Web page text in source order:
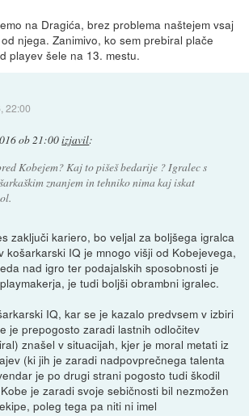
na Dragića, brez problema naštejem vsaj
njega. Zanimivo, ko sem prebiral plače
playev šele na 13. mestu.
22:00
ob 21:00izjavil:
Kobejem? Kaj to pišeš bedarije ? Igralec s
znanjem in tehniko nima kaj iskat
zaključi kariero, bo veljal za boljšega igralca
košarkarski IQ je mnogo višji od Kobejevega,
nad igro ter podajalskih sposobnosti je
je tudi boljši obrambni igralec.
IQ, kar se je kazalo predvsem v izbiri
je prepogosto zaradi lastnih odločitev
znašel v situacijah, kjer je moral metati iz
(ki jih je zaradi nadpovprečnega talenta
je po drugi strani pogosto tudi škodil
je zaradi svoje sebičnosti bil nezmožen
poleg tega pa niti ni imel